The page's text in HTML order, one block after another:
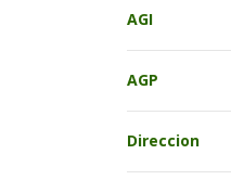
AGI
AGP
Direccion